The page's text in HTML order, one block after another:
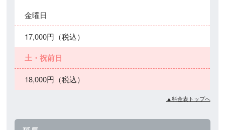
金曜日
17,000円（税込）
土・祝前日
18,000円（税込）
▲料金表トップへ